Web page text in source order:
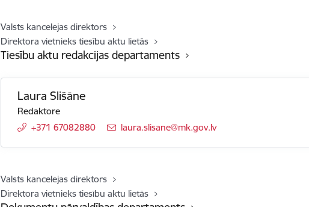
Valsts kancelejas direktors
Direktora vietnieks tiesību aktu lietās
Tiesību aktu redakcijas departaments
Laura Slišāne
Redaktore
+371 67082880
E-pasts:
laura.slisane@mk.gov.lv
Valsts kancelejas direktors
Direktora vietnieks tiesību aktu lietās